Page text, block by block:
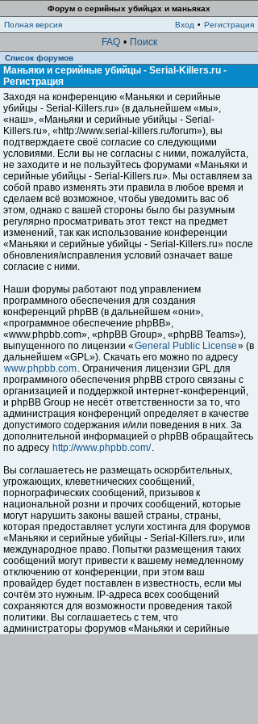
Форум о серийных убийцах и маньяках
Полная версия
Вход • Регистрация
FAQ • Поиск
Список форумов
Маньяки и серийные убийцы - Serial-Killers.ru -
Регистрация
Заходя на конференцию «Маньяки и серийные
убийцы - Serial-Killers.ru» (в дальнейшем «мы»,
«наш», «Маньяки и серийные убийцы - Serial-
Killers.ru», «http://www.serial-killers.ru/forum»), вы
подтверждаете своё согласие со следующими
условиями. Если вы не согласны с ними, пожалуйста,
не заходите и не пользуйтесь форумами «Маньяки и
серийные убийцы - Serial-Killers.ru». Мы оставляем за
собой право изменять эти правила в любое время и
сделаем всё возможное, чтобы уведомить вас об
этом, однако с вашей стороны было бы разумным
регулярно просматривать этот текст на предмет
изменений, так как использование конференции
«Маньяки и серийные убийцы - Serial-Killers.ru» после
обновления/исправления условий означает ваше
согласие с ними.
Наши форумы работают под управлением
программного обеспечения для создания
конференций phpBB (в дальнейшем «они»,
«программное обеспечение phpBB»,
«www.phpbb.com», «phpBB Group», «phpBB Teams»),
выпущенного по лицензии «General Public License» (в
дальнейшем «GPL»). Скачать его можно по адресу
www.phpbb.com. Ограничения лицензии GPL для
программного обеспечения phpBB строго связаны с
организацией и поддержкой интернет-конференций,
и phpBB Group не несёт ответственности за то, что
администрация конференций определяет в качестве
допустимого содержания и/или поведения в них. За
дополнительной информацией о phpBB обращайтесь
по адресу http://www.phpbb.com/.
Вы соглашаетесь не размещать оскорбительных,
угрожающих, клеветнических сообщений,
порнографических сообщений, призывов к
национальной розни и прочих сообщений, которые
могут нарушить законы вашей страны, страны,
которая предоставляет услуги хостинга для форумов
«Маньяки и серийные убийцы - Serial-Killers.ru», или
международное право. Попытки размещения таких
сообщений могут привести к вашему немедленному
отключению от конференции, при этом ваш
провайдер будет поставлен в известность, если мы
сочтём это нужным. IP-адреса всех сообщений
сохраняются для возможности проведения такой
политики. Вы соглашаетесь с тем, что
администраторы форумов «Маньяки и серийные